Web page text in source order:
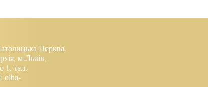
Церква.
м.Львів,
1, тел.
olha-